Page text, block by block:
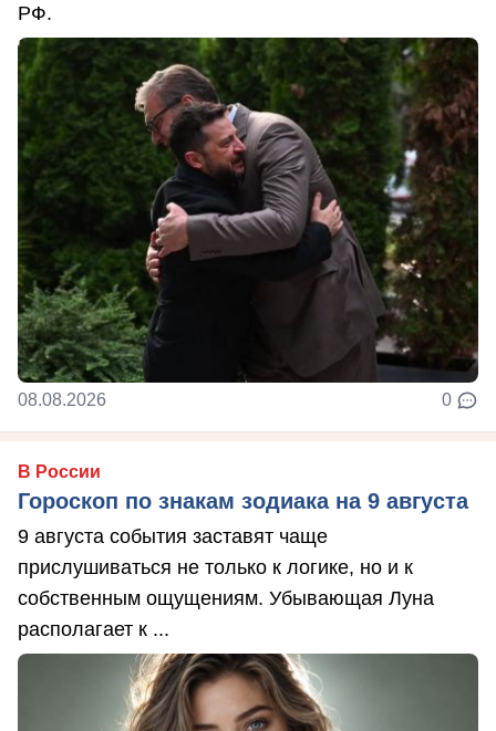
РФ.
08.08.2026 0
В России
Гороскоп по знакам зодиака на 9 августа
9 августа события заставят чаще
прислушиваться не только к логике, но и к
собственным ощущениям. Убывающая Луна
располагает к ...